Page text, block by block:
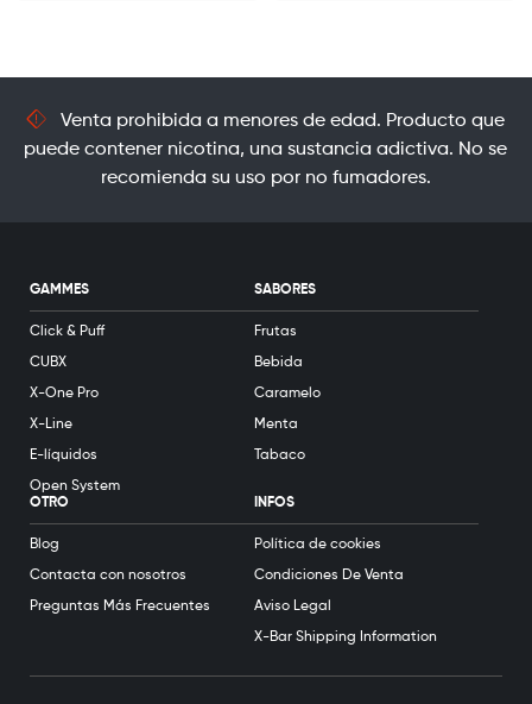
Venta prohibida a menores de edad. Producto que
puede contener nicotina, una sustancia adictiva. No se
recomienda su uso por no fumadores.
GAMMES
Click & Puff
CUBX
X-One Pro
X-Line
E-líquidos
Open System
SABORES
Frutas
Bebida
Caramelo
Menta
Tabaco
OTRO
Blog
Contacta con nosotros
Preguntas Más Frecuentes
INFOS
Política de cookies
Condiciones De Venta
Aviso Legal
X-Bar Shipping Information